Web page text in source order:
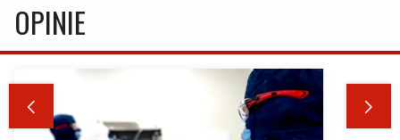
OPINIE
 